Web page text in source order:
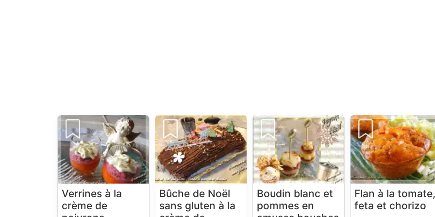
Verrines à la
crème de
Bûche de Noël
sans gluten à la
Boudin blanc et
pommes en
Flan à la
feta et chorizo